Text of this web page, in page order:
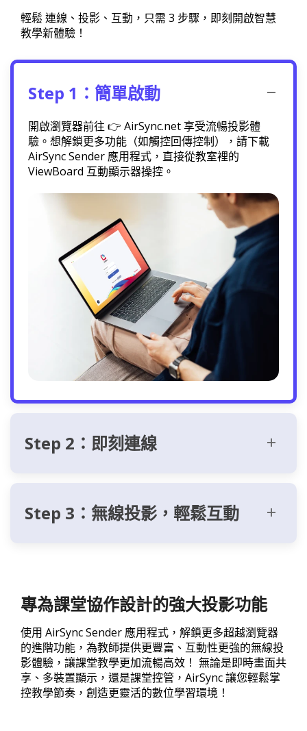
輕鬆 連線、投影、互動，只需 3 步驟，即刻開啟智慧
教學新體驗！
Step 1：簡單啟動
開啟瀏覽器前往 👉 AirSync.net 享受流暢投影體
驗。想解鎖更多功能（如觸控回傳控制），請下載
AirSync Sender 應用程式，直接從教室裡的
ViewBoard 互動顯示器操控。
Step 2：即刻連線
Step 3：無線投影，輕鬆互動
專為課堂協作設計的強大投影功能
使用 AirSync Sender 應用程式，解鎖更多超越瀏覽器
的進階功能，為教師提供更豐富、互動性更強的無線投
影體驗，讓課堂教學更加流暢高效！ 無論是即時畫面共
享、多裝置顯示，還是課堂控管，AirSync 讓您輕鬆掌
控教學節奏，創造更靈活的數位學習環境！